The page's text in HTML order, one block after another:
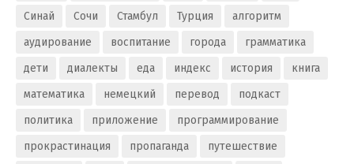
Синай
Сочи Стамбул Турция
алгоритм
аудирование
воспитание города
грамматика
дети
диалекты еда индекс история
книга
математика
немецкий перевод
подкаст
политика
приложение
программирование
прокрастинация
пропаганда
путешествие